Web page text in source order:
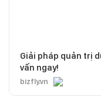
Giải pháp quản trị
vấn ngay!
bizfly.vn